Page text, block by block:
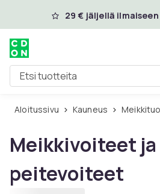
Ohita ja siirry pääsisältöön
29 € jäljellä
Etsi tuotteita
Aloitussivu Kauneus
Meikkivoiteet ja
peitevoiteet